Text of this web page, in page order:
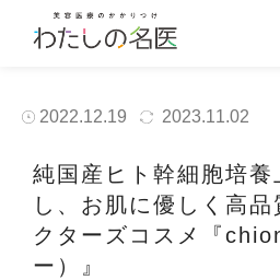
2022.12.19 2023.11.02
純国産ヒト幹細胞培養
し、お肌に優しく高
クターズコスメ『
ー）』